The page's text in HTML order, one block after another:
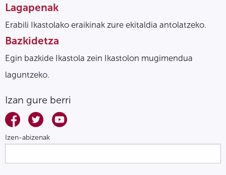
Lagapenak
Erabili Ikastolako eraikinak zure ekitaldia antolatzeko.
Bazkidetza
Egin bazkide Ikastola zein Ikastolon mugimendua
laguntzeko.
Izan gure berri
Izen-abizenak